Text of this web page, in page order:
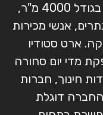
בתחומה. ברשותנו מרלו"ג עצום בגודל 4000 מ"ר,
אנשי מכירות
ארט סטודיו
מדי יום סחורה
חינוך, חברות
דוגלת